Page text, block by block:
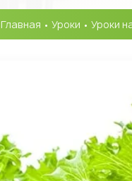
Главная • Уроки • Уроки